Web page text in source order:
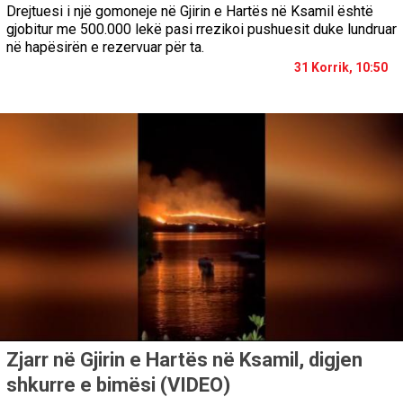
Drejtuesi i një gomoneje në Gjirin e Hartës në Ksamil është
gjobitur me 500.000 lekë pasi rrezikoi pushuesit duke lundruar
në hapësirën e rezervuar për ta.
31 Korrik, 10:50
Zjarr në Gjirin e Hartës në Ksamil, digjen
shkurre e bimësi (VIDEO)